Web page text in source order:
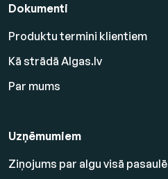
Dokumenti
Produktu termini klientiem
Kā strādā Algas.lv
Par mums
Uzņēmumiem
Ziņojums par algu visā pasaulē